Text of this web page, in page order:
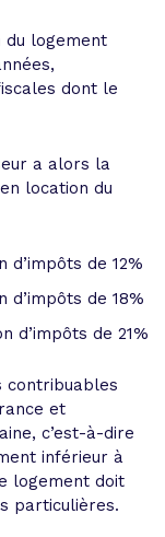
du logement
dont le
a alors la
location du
de 12%
d’impôts de 18%
d’impôts de 21%
contribuables
et
c’est-à-dire
inférieur à
logement doit
particulières.